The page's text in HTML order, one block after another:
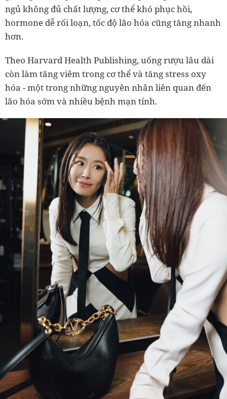
ngủ không đủ chất lượng, cơ thể khó phục hồi,
hormone dễ rối loạn, tốc độ lão hóa cũng tăng nhanh
hơn.
Theo Harvard Health Publishing, uống rượu lâu dài
còn làm tăng viêm trong cơ thể và tăng stress oxy
hóa - một trong những nguyên nhân liên quan đến
lão hóa sớm và nhiều bệnh mạn tính.